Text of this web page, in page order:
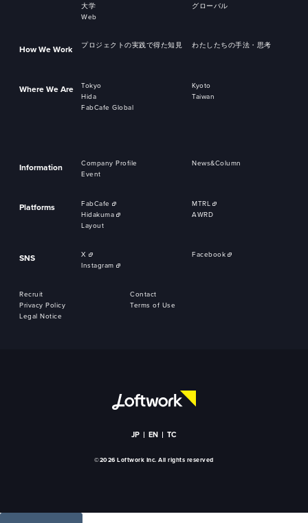
大学
グローバル
Web
How We Work プロジェクトの実践で得た知見 わたしたちの手法・思考
Where We Are Tokyo
Kyoto
Hida
Taiwan
FabCafe Global
Information Company Profile
News&Column
Event
Platforms FabCafe
MTRL
Hidakuma
AWRD
Layout
SNS X
Facebook
Instagram
Recruit
Contact
Privacy Policy
Terms of Use
Legal Notice
JP EN TC
©2026 Loftwork Inc. All rights reserved